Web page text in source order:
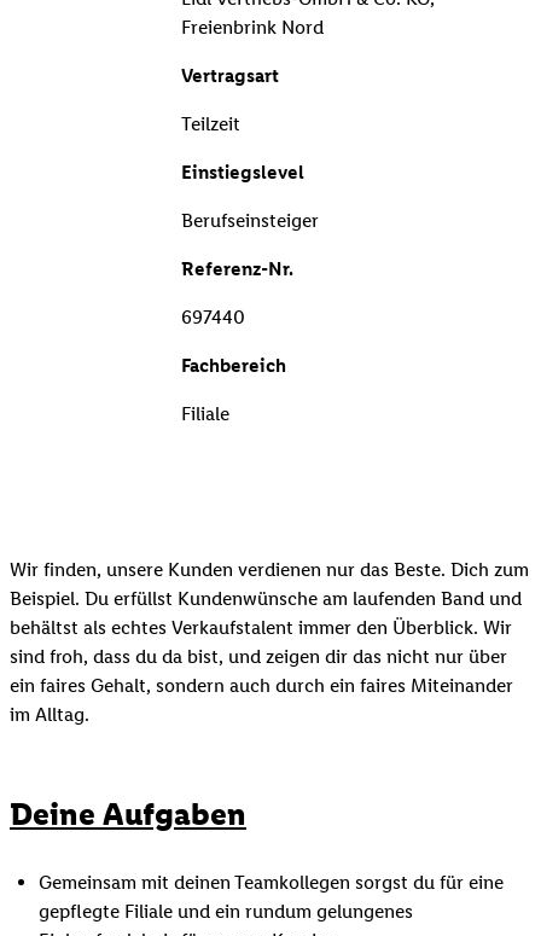
Freienbrink Nord
Vertragsart
Teilzeit
Einstiegslevel
Berufseinsteiger
Referenz-Nr.
697440
Fachbereich
Filiale
Wir finden, unsere Kunden verdienen nur das Beste. Dich zum
Beispiel. Du erfüllst Kundenwünsche am laufenden Band und
behältst als echtes Verkaufstalent immer den Überblick. Wir
sind froh, dass du da bist, und zeigen dir das nicht nur über
ein faires Gehalt, sondern auch durch ein faires Miteinander
im Alltag.
Deine Aufgaben
Gemeinsam mit deinen Teamkollegen sorgst du für eine
gepflegte Filiale und ein rundum gelungenes